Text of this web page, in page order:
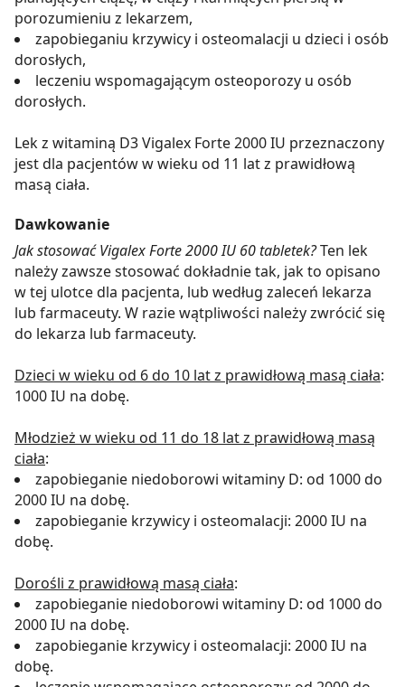
porozumieniu z lekarzem,
zapobieganiu krzywicy i osteomalacji u dzieci i osób
dorosłych,
leczeniu wspomagającym osteoporozy u osób
dorosłych.
Lek z witaminą D3 Vigalex Forte 2000 IU przeznaczony
jest dla pacjentów w wieku od 11 lat z prawidłową
masą ciała.
Dawkowanie
Jak stosować Vigalex Forte 2000 IU 60 tabletek?Ten lek
należy zawsze stosować dokładnie tak, jak to opisano
w tej ulotce dla pacjenta, lub według zaleceń lekarza
lub farmaceuty. W razie wątpliwości należy zwrócić się
do lekarza lub farmaceuty.
Dzieci w wieku od 6 do 10 lat z prawidłową masą ciała:
1000 IU na dobę.
Młodzież w wieku od 11 do 18 lat z prawidłową masą
ciała:
zapobieganie niedoborowi witaminy D: od 1000 do
2000 IU na dobę.
zapobieganie krzywicy i osteomalacji: 2000 IU na
dobę.
Dorośli z prawidłową masą ciała:
zapobieganie niedoborowi witaminy D: od 1000 do
2000 IU na dobę.
zapobieganie krzywicy i osteomalacji: 2000 IU na
dobę.